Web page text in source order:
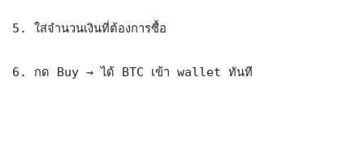
5. ใส่จำนวนเงินที่ต้องการซื้อ
6. กด Buy → ได้ BTC เข้า wallet ทันที